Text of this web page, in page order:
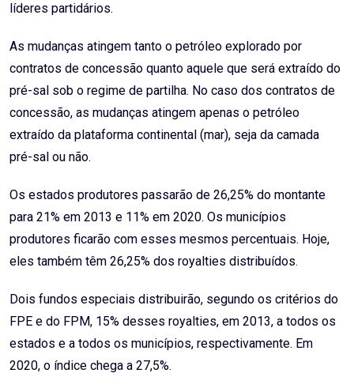
líderes partidários.
As mudanças atingem tanto o petróleo explorado por
contratos de concessão quanto aquele que será extraído do
pré-sal sob o regime de partilha. No caso dos contratos de
concessão, as mudanças atingem apenas o petróleo
extraído da plataforma continental (mar), seja da camada
pré-sal ou não.
Os estados produtores passarão de 26,25% do montante
para 21% em 2013 e 11% em 2020. Os municípios
produtores ficarão com esses mesmos percentuais. Hoje,
eles também têm 26,25% dos royalties distribuídos.
Dois fundos especiais distribuirão, segundo os critérios do
FPE e do FPM, 15% desses royalties, em 2013, a todos os
estados e a todos os municípios, respectivamente. Em
2020, o índice chega a 27,5%.